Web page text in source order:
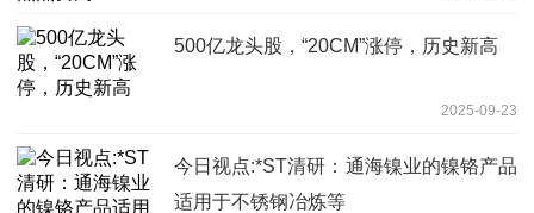
500亿龙头股，“20CM”涨停，历史新高
2025-09-23
今日视点:*ST清研：通海镍业的镍铬产品
适用于不锈钢冶炼等